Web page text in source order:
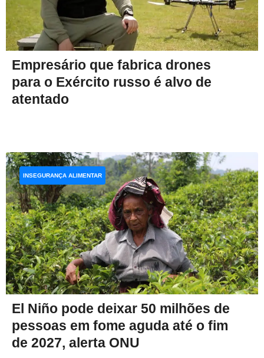
Empresário que fabrica drones
para o Exército russo é alvo de
atentado
El Niño pode deixar 50 milhões de
pessoas em fome aguda até o fim
de 2027, alerta ONU
INSEGURANÇA ALIMENTAR